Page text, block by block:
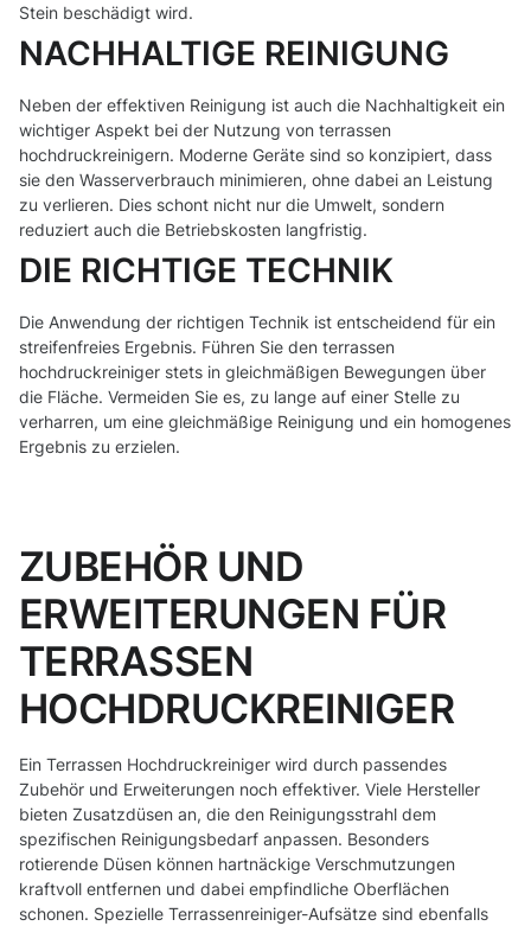
Stein beschädigt wird.
NACHHALTIGE REINIGUNG
Neben der effektiven Reinigung ist auch die Nachhaltigkeit ein
wichtiger Aspekt bei der Nutzung von terrassen
hochdruckreinigern. Moderne Geräte sind so konzipiert, dass
sie den Wasserverbrauch minimieren, ohne dabei an Leistung
zu verlieren. Dies schont nicht nur die Umwelt, sondern
reduziert auch die Betriebskosten langfristig.
DIE RICHTIGE TECHNIK
Die Anwendung der richtigen Technik ist entscheidend für ein
streifenfreies Ergebnis. Führen Sie den terrassen
hochdruckreiniger stets in gleichmäßigen Bewegungen über
die Fläche. Vermeiden Sie es, zu lange auf einer Stelle zu
verharren, um eine gleichmäßige Reinigung und ein homogenes
Ergebnis zu erzielen.
ZUBEHÖR UND
ERWEITERUNGEN FÜR
TERRASSEN
HOCHDRUCKREINIGER
Ein Terrassen Hochdruckreiniger wird durch passendes
Zubehör und Erweiterungen noch effektiver. Viele Hersteller
bieten Zusatzdüsen an, die den Reinigungsstrahl dem
spezifischen Reinigungsbedarf anpassen. Besonders
rotierende Düsen können hartnäckige Verschmutzungen
kraftvoll entfernen und dabei empfindliche Oberflächen
schonen. Spezielle Terrassenreiniger-Aufsätze sind ebenfalls